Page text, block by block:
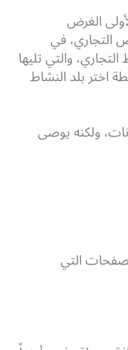
الغرض
التجاري، في
والتي تليها
اختر بلد النشاط
ولكنه يوصى
التي